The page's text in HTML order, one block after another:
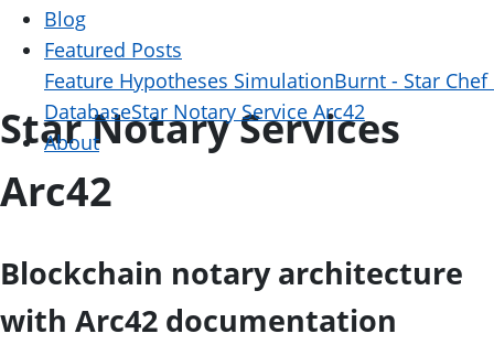
Blog
Featured Posts
Feature Hypotheses SimulationBurnt - Star Chef
DatabaseStar Notary Service Arc42
About
Star Notary Services
Arc42
Blockchain notary architecture
with Arc42 documentation